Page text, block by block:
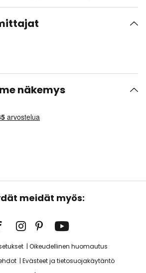
näkemys
meidät myös:
Oikeudellinen huomautus
Evästeet ja tietosuojakäytäntö